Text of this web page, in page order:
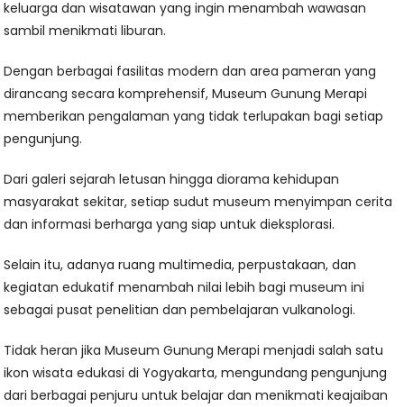
keluarga dan wisatawan yang ingin menambah wawasan
sambil menikmati liburan.
Dengan berbagai fasilitas modern dan area pameran yang
dirancang secara komprehensif, Museum Gunung Merapi
memberikan pengalaman yang tidak terlupakan bagi setiap
pengunjung.
Dari galeri sejarah letusan hingga diorama kehidupan
masyarakat sekitar, setiap sudut museum menyimpan cerita
dan informasi berharga yang siap untuk dieksplorasi.
Selain itu, adanya ruang multimedia, perpustakaan, dan
kegiatan edukatif menambah nilai lebih bagi museum ini
sebagai pusat penelitian dan pembelajaran vulkanologi.
Tidak heran jika Museum Gunung Merapi menjadi salah satu
ikon wisata edukasi di Yogyakarta, mengundang pengunjung
dari berbagai penjuru untuk belajar dan menikmati keajaiban